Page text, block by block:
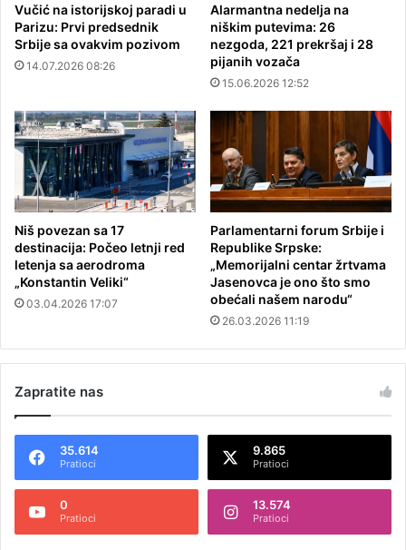
Vučić na istorijskoj paradi u
Parizu: Prvi predsednik
Srbije sa ovakvim pozivom
14.07.2026 08:26
Alarmantna nedelja na
niškim putevima: 26
nezgoda, 221 prekršaj i 28
pijanih vozača
15.06.2026 12:52
Niš povezan sa 17
destinacija: Počeo letnji red
letenja sa aerodroma
„Konstantin Veliki“
03.04.2026 17:07
Parlamentarni forum Srbije i
Republike Srpske:
„Memorijalni centar žrtvama
Jasenovca je ono što smo
obećali našem narodu“
26.03.2026 11:19
Zapratite nas
35.614
Pratioci
9.865
Pratioci
0
Pratioci
13.574
Pratioci